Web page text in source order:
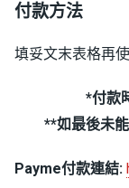
付款方法
填妥文末表格再
*付款
**如最後未
Payme付款連結: